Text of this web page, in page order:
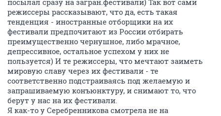
посылал сразу на загран.фестивали) Так вот сами
режиссеры рассказывают, что да, есть такая
тенденция - иностранные отборщики на их
фестивали предпочитают из России отбирать
преимущественно чернушное, либо мрачное,
депрессивное, остальное успехом у них не
пользуется) И те режиссеры, что мечтают заиметь
мировую славу через их фестивали - те
соответственно подстраиваясь под желаемую и
запрашиваемую конъюнктуру, и снимают то, что
берут у нас на их фестивали.
Я как-то у Серебренникова смотрела не на